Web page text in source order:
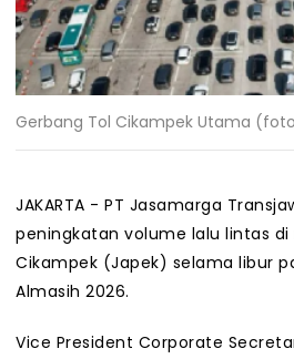
Gerbang Tol Cikampek Utama
JAKARTA - PT Jasamarga
peningkatan volume lalu lintas
Cikampek (Japek) selama libur
Almasih 2026.
Vice President Corporate